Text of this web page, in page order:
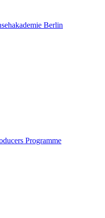
Pro­gram­me